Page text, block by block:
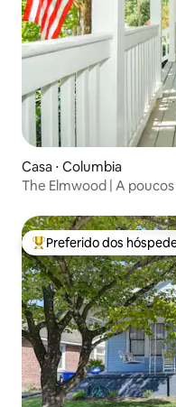
Casa ⋅ Columbia
The Elmwood | A
Entre os melhores
Preferido dos